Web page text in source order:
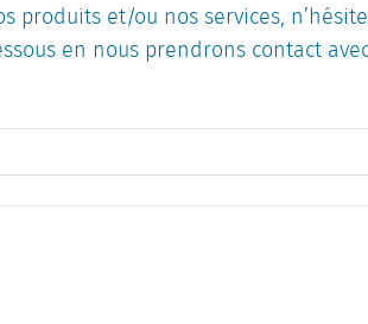
produits et/ou nos services,
en nous prendrons contact